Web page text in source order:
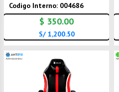
Codigo Interno: 004686
$ 350.00
S/ 1,200.50